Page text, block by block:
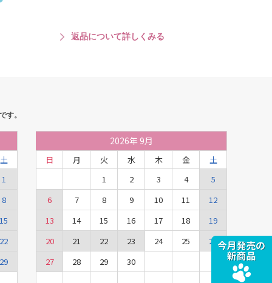
返品について詳しくみる
す。
土
1
8
15
22
29
2026年 9月
日 月 火 水 木 金
土
1
2 3 4
5
6
7 8 9 10 11
12
13
14 15 16 17 18
19
20
21 22 23 24 25
26
27
28 29 30